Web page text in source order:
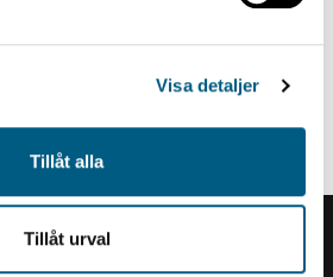
Visa detaljer
Tillåt alla
Tillåt urval